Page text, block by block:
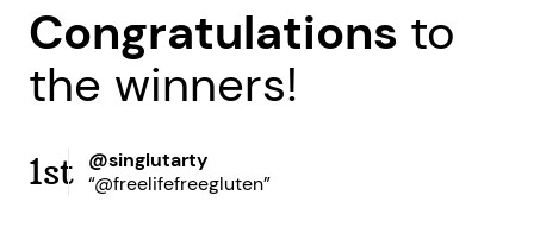
Congratulations to
the winners!
1st
@singlutarty
“@freelifefreegluten”